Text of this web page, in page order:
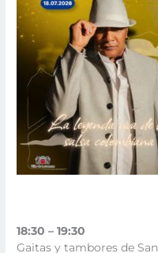
18:30 – 19:30
Gaitas y tambores de